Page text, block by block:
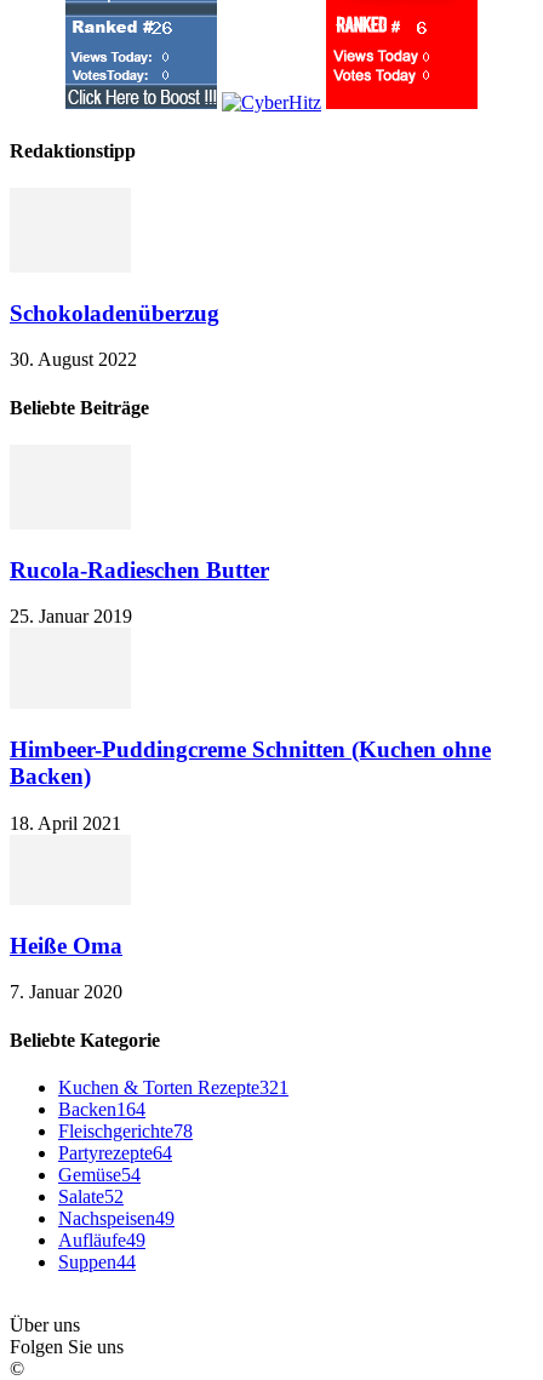
Redaktionstipp
Schokoladenüberzug
30. August 2022
Beliebte Beiträge
Rucola-Radieschen Butter
25. Januar 2019
Himbeer-Puddingcreme Schnitten (Kuchen ohne
Backen)
18. April 2021
Heiße Oma
7. Januar 2020
Beliebte Kategorie
Kuchen & Torten Rezepte321
Backen164
Fleischgerichte78
Partyrezepte64
Gemüse54
Salate52
Nachspeisen49
Aufläufe49
Suppen44
Über uns
Folgen Sie uns
©